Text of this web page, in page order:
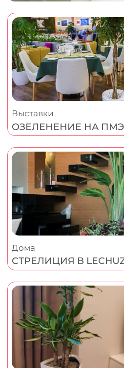
Выставки
ОЗЕЛЕНЕНИЕ НА
Дома
СТРЕЛИЦИЯ В